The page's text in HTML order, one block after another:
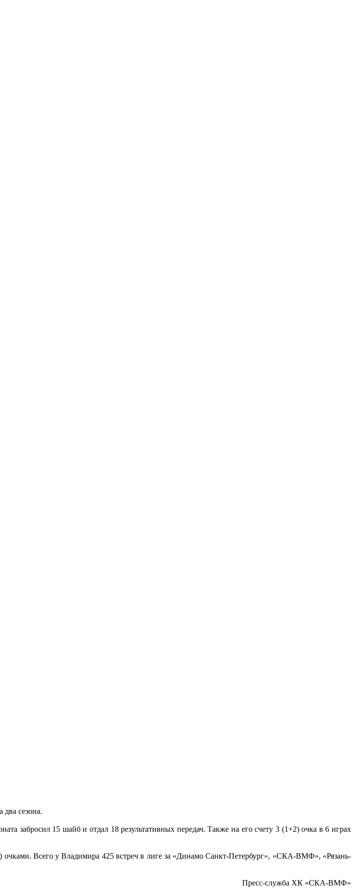
сезона.
забросил 15 шайб и отдал 18 результативных передач. Также на его счету 3 (1+2) очка в 6 играх
очками. Всего у Владимира 425 встреч в лиге за «Динамо Санкт-Петербург», «СКА-ВМФ», «Рязань-
Пресс-служба ХК «СКА-ВМФ»